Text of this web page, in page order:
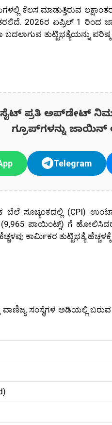
ಕೆಲಸ ಮಾಡುತ್ತಿರುವ
2026ರ ಏಪ್ರಿಲ್ 1 ರಿಂದ
ತುಟ್ಟಿಭತ್ಯೆಯನ್ನು
ಪ್ರತಿ ಅಪ್‌ಡೇಟ್‌
ಗ್ರೂಪ್‌ಗಳನ್ನು ಜಾಯಿನ್
Telegram
ಸೂಚ್ಯಂಕದಲ್ಲಿ (CPI)
ಪಾಯಿಂಟ್ಸ್) ಗೆ ಹೋಲಿಸಿದರೆ
ಕಾರ್ಮಿಕರ ತುಟ್ಟಿಭತ್ಯೆ
ವಾಣಿಜ್ಯ ಸಂಸ್ಥೆಗಳ ಅಡಿಯಲ್ಲಿ